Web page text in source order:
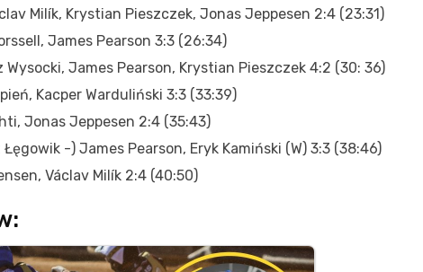
Milík, Krystian Pieszczek, Jonas Jeppesen 2:4 (23:31)
James Pearson 3:3 (26:34)
Wysocki, James Pearson, Krystian Pieszczek 4:2 (30: 36)
Kacper Warduliński 3:3 (33:39)
Jonas Jeppesen 2:4 (35:43)
-) James Pearson, Eryk Kamiński (W) 3:3 (38:46)
Václav Milík 2:4 (40:50)